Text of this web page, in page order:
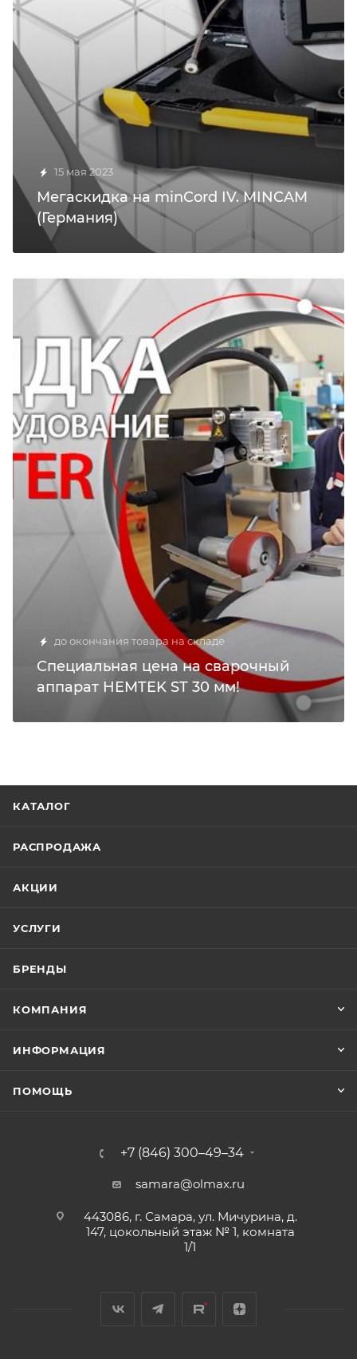
15 мая 2023
Мегаскидка на minCord IV. MINCAM
(Германия)
до окончания товара на складе
Специальная цена на сварочный
аппарат HEMTEK ST 30 мм!
КАТАЛОГ
РАСПРОДАЖА
АКЦИИ
УСЛУГИ
БРЕНДЫ
КОМПАНИЯ
ИНФОРМАЦИЯ
ПОМОЩЬ
+7 (846) 300–49–34
samara@olmax.ru
443086, г. Самара, ул. Мичурина, д.
147, цокольный этаж № 1, комната
1/1